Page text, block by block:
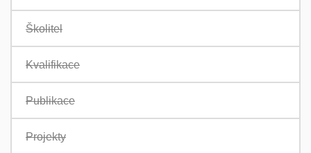
Školitel
Kvalifikace
Publikace
Projekty